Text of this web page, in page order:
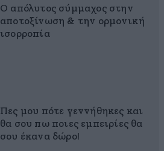
Ο απόλυτος σύμμαχος στην
αποτοξίνωση & την ορμονική
ισορροπία
Πες μου πότε γεννήθηκες και
θα σου πω ποιες εμπειρίες θα
σου έκανα δώρο!